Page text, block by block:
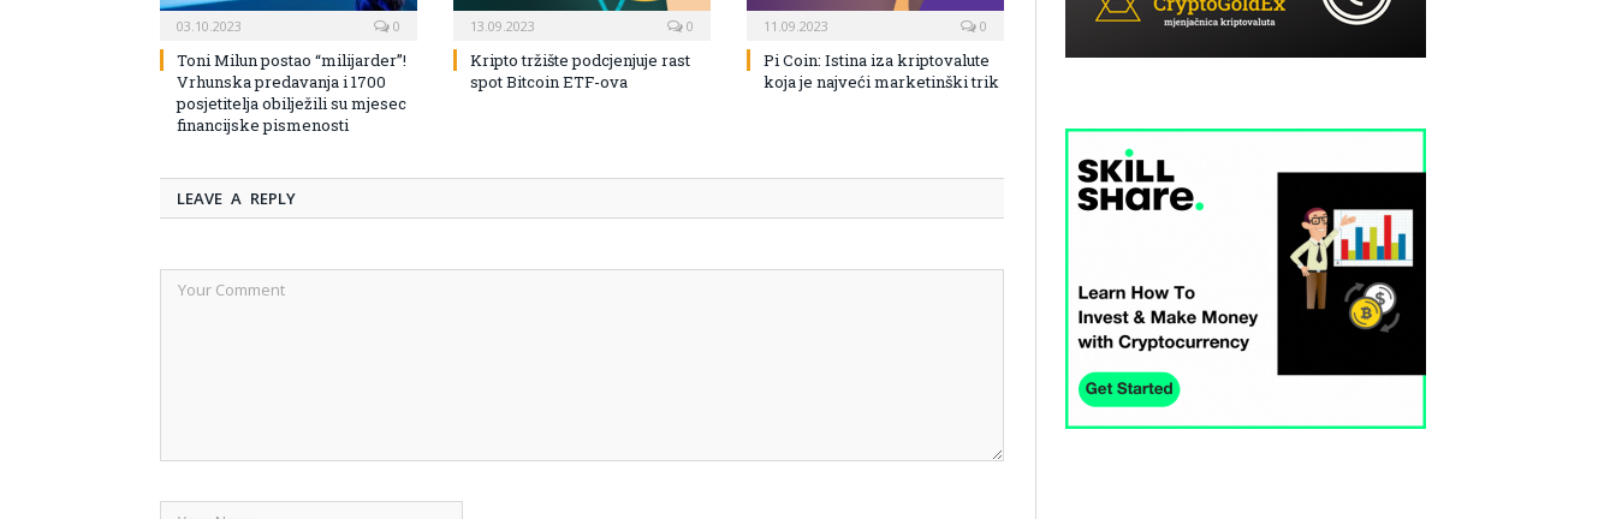
03.10.2023 0
Toni Milun postao “milijarder”!
Vrhunska predavanja i 1700
posjetitelja obilježili su mjesec
financijske pismenosti
13.09.2023 0
Kripto tržište podcjenjuje rast
spot Bitcoin ETF-ova
11.09.2023 0
Pi Coin: Istina iza kriptovalute
koja je najveći marketinški trik
LEAVE A REPLY